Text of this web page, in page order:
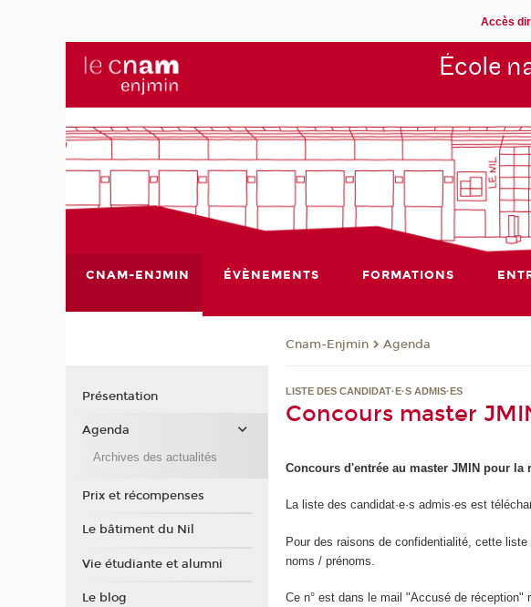
Accès
École
CNAM-ENJMIN ÉVÈNEMENTS FORMATIONS
Cnam-Enjmin Agenda
LISTE DES CANDIDAT·E·S ADMIS·ES
Concours master
Concours d'entrée au master JMIN pour la
La liste des candidat·e·s admis·es est
Pour des raisons de confidentialité, cette
noms / prénoms.
Ce n° est dans le mail "Accusé de
Présentation
Agenda
Archives des actualités
Prix et récompenses
Le bâtiment du Nil
Vie étudiante et alumni
Le blog